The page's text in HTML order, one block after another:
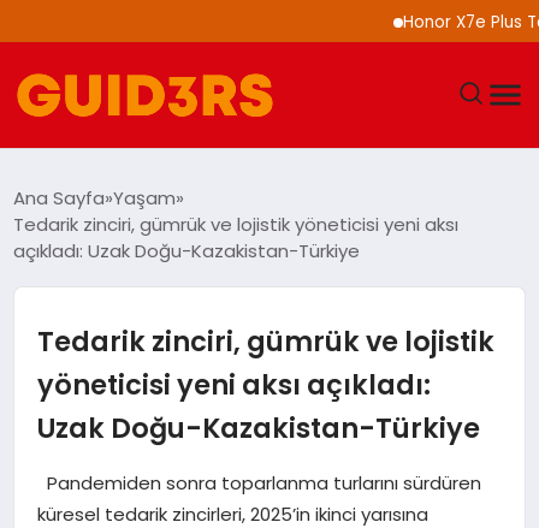
Honor X7e Plus
YAŞAM
SAĞLIK
EKONOMI
Ana Sayfa Yaşam
Tedarik zinciri, gümrük ve lojistik yöneticisi yeni aksı
açıkladı: Uzak Doğu-Kazakistan-Türkiye
Tedarik zinciri, gümrük ve lojistik
yöneticisi yeni aksı açıkladı:
Uzak Doğu-Kazakistan-Türkiye
Pandemiden sonra toparlanma turlarını sürdüren
küresel tedarik zincirleri, 2025’in ikinci yarısına